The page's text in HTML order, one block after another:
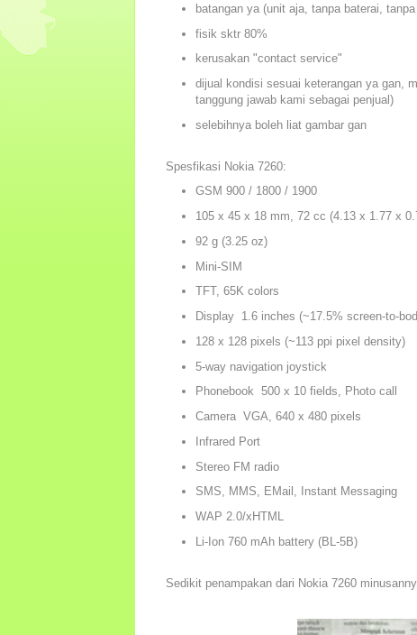
batangan ya (unit aja, tanpa baterai,
fisik sktr 80%
kerusakan "contact service"
dijual kondisi sesuai keterangan ya gan,
tanggung jawab kami sebagai penjual)
selebihnya boleh liat gambar gan
Spesfikasi Nokia 7260:
GSM 900 / 1800 / 1900
105 x 45 x 18 mm, 72 cc (4.13 x 1.77 x
92 g (3.25 oz)
Mini-SIM
TFT, 65K colors
Display 1.6 inches (~17.5% screen-to-
128 x 128 pixels (~113 ppi pixel density)
5-way navigation joystick
Phonebook 500 x 10 fields, Photo call
Camera VGA, 640 x 480 pixels
Infrared Port
Stereo FM radio
SMS, MMS, EMail, Instant Messaging
WAP 2.0/xHTML
Li-Ion 760 mAh battery (BL-5B)
Sedikit penampakan dari Nokia 7260